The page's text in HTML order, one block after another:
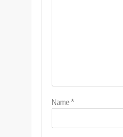
Name*